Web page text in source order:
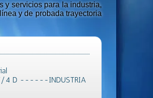
y servicios para la industria,
y de probada trayectoria
4 D ------INDUSTRIA